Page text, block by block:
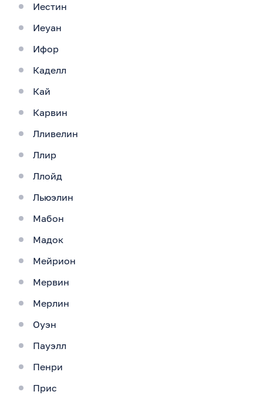
Иестин
Иеуан
Ифор
Каделл
Кай
Карвин
Лливелин
Ллир
Ллойд
Льюэлин
Мабон
Мадок
Мейрион
Мервин
Мерлин
Оуэн
Пауэлл
Пенри
Прис